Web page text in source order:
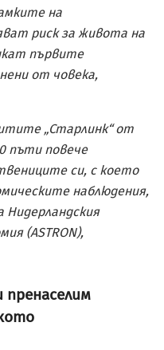
на
риск за живота на
първите
от човека,
„Старлинк“ от
пъти повече
си, с което
наблюдения,
Нидерландския
(ASTRON),
пренаселим